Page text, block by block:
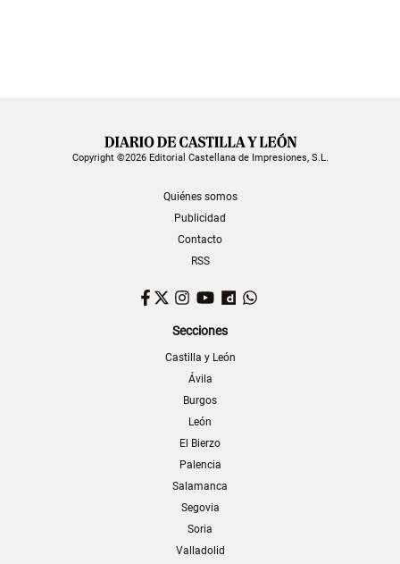
Copyright ©2026 Editorial Castellana de Impresiones, S.L.
Quiénes somos
Publicidad
Contacto
RSS
Facebook
TwitterInstagram
YouTubeDailymotion
Secciones
Castilla y León
Ávila
Burgos
León
El Bierzo
Palencia
Salamanca
Segovia
Soria
Valladolid